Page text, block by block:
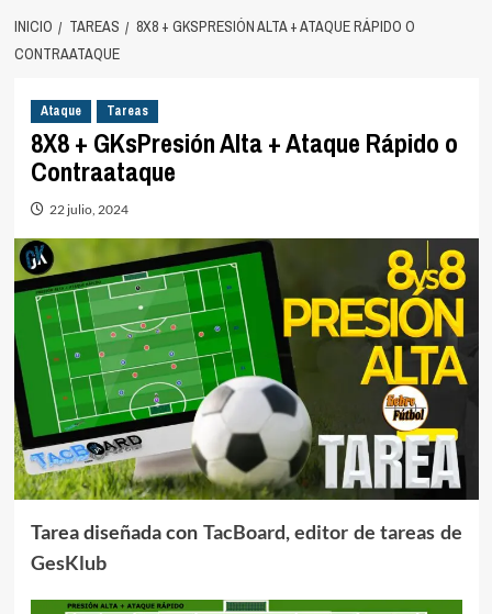
INICIO TAREAS
8X8 + GKSPRESIÓN ALTA + ATAQUE RÁPIDO O
CONTRAATAQUE
Ataque Tareas
8X8 + GKsPresión Alta + Ataque Rápido o
Contraataque
22 julio, 2024
Tarea diseñada con TacBoard, editor de tareas de
GesKlub